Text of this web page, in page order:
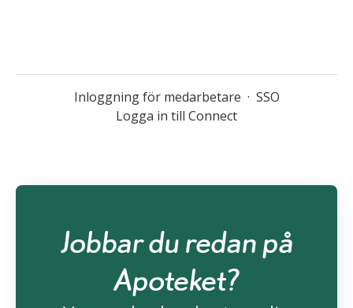
Inloggning för medarbetare · SSO
Logga in till Connect
Jobbar du redan på
Apoteket?